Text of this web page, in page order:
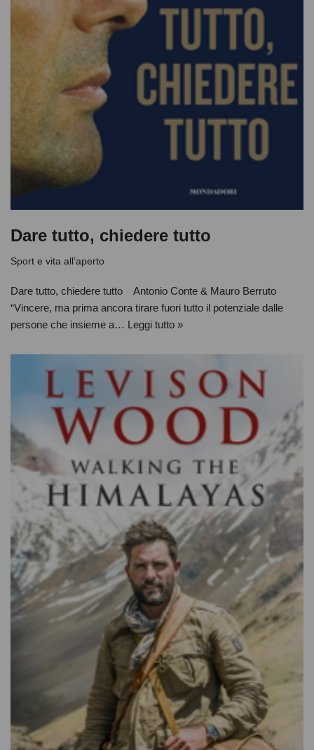
Dare tutto, chiedere tutto
Sport e vita all’aperto
Dare tutto, chiedere tutto Antonio Conte & Mauro Berruto
“Vincere, ma prima ancora tirare fuori tutto il potenziale dalle
persone che insieme a… Leggi tutto »